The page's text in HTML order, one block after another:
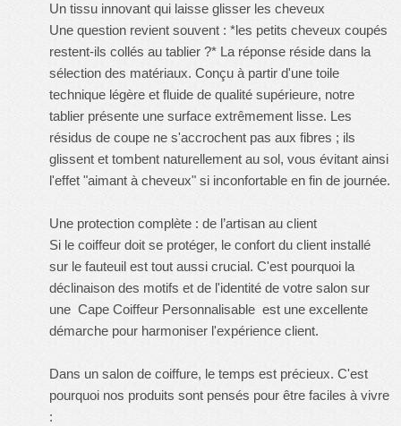
Un tissu innovant qui laisse glisser les cheveux
Une question revient souvent : *les petits cheveux coupés
restent-ils collés au tablier ?* La réponse réside dans la
sélection des matériaux. Conçu à partir d'une toile
technique légère et fluide de qualité supérieure, notre
tablier présente une surface extrêmement lisse. Les
résidus de coupe ne s'accrochent pas aux fibres ; ils
glissent et tombent naturellement au sol, vous évitant ainsi
l'effet "aimant à cheveux" si inconfortable en fin de journée.
Une protection complète : de l’artisan au client
Si le coiffeur doit se protéger, le confort du client installé
sur le fauteuil est tout aussi crucial. C'est pourquoi la
déclinaison des motifs et de l'identité de votre salon sur
une Cape Coiffeur Personnalisable est une excellente
démarche pour harmoniser l'expérience client.
Dans un salon de coiffure, le temps est précieux. C'est
pourquoi nos produits sont pensés pour être faciles à vivre
: